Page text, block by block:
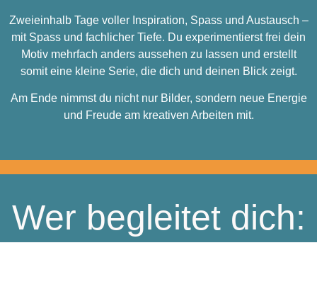
Zweieinhalb Tage voller Inspiration, Spass und Austausch –
mit Spass und fachlicher Tiefe. Du experimentierst frei dein
Motiv mehrfach anders aussehen zu lassen und erstellt
somit eine kleine Serie, die dich und deinen Blick zeigt.
Am Ende nimmst du nicht nur Bilder, sondern neue Energie
und Freude am kreativen Arbeiten mit.
Wer begleitet dich: